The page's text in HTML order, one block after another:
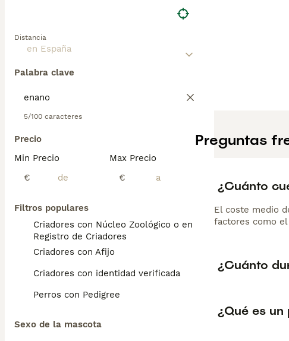
Distancia
Palabra clave
5/100 caracteres
Precio
Min Precio
€
Max Precio
€
Filtros populares
Criadores con Núcleo Zoológico o en el
Registro de Criadores
Criadores con Afijo
Criadores con identidad verificada
Perros con Pedigree
Sexo de la mascota
Preguntas
¿Cuánto
El coste medio
factores como
¿Cuánto
¿Qué es